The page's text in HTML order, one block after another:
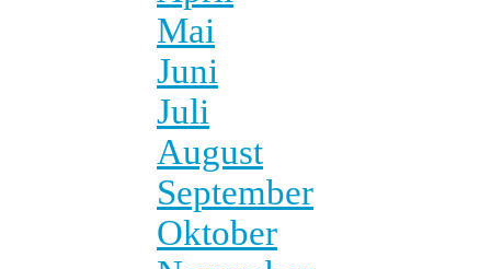
Mai
Juni
Juli
August
September
Oktober